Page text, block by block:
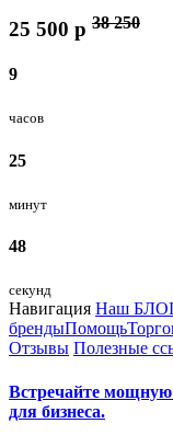
25 500 p 38 250
9
часов
25
минут
48
секунд
Навигация Наш
брендыПомощь
Отзывы Полезные
Встречайте
для бизнеса.